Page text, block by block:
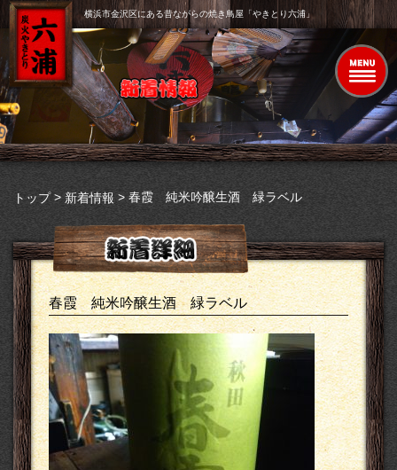
横浜市金沢区にある昔ながらの焼き鳥屋「やきとり六浦」
トップ> 新着情報 > 春霞 純米吟醸生酒 緑ラベル
春霞 純米吟醸生酒 緑ラベル